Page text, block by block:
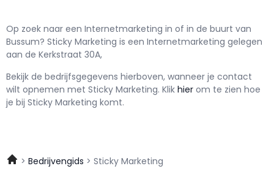
Op zoek naar een Internetmarketing in of in de buurt van
Bussum? Sticky Marketing is een Internetmarketing gelegen
aan de Kerkstraat 30A,
Bekijk de bedrijfsgegevens hierboven, wanneer je contact
wilt opnemen met Sticky Marketing. Klik hier om te zien hoe
je bij Sticky Marketing komt.
Bedrijvengids Sticky Marketing